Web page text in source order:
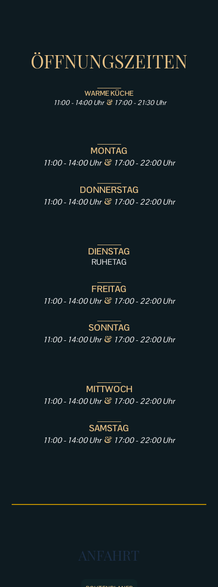
ÖFFNUNGSZEITEN
WARME KÜCHE
11:00 - 14:00 Uhr & 17:00 - 21:30 Uhr
MONTAG
11:00 - 14:00 Uhr& 17:00 - 22:00 Uhr
DONNERSTAG
11:00 - 14:00 Uhr& 17:00 - 22:00 Uhr
DIENSTAG
RUHETAG
FREITAG
11:00 - 14:00 Uhr& 17:00 - 22:00 Uhr
SONNTAG
11:00 - 14:00 Uhr& 17:00 - 22:00 Uhr
MITTWOCH
11:00 - 14:00 Uhr& 17:00 - 22:00 Uhr
SAMSTAG
11:00 - 14:00 Uhr& 17:00 - 22:00 Uhr
ANFAHRT